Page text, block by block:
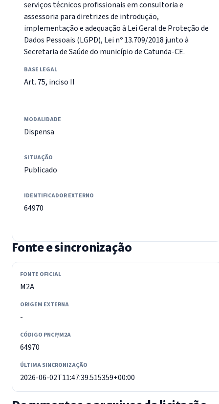
serviços técnicos profissionais em consultoria e
assessoria para diretrizes de introdução,
implementação e adequação à Lei Geral de Proteção de
Dados Pessoais (LGPD), Lei nº 13.709/2018 junto à
Secretaria de Saúde do município de Catunda-CE.
BASE LEGAL
Art. 75, inciso II
MODALIDADE
Dispensa
SITUAÇÃO
Publicado
IDENTIFICADOR EXTERNO
64970
Fonte e sincronização
FONTE OFICIAL
M2A
ORIGEM EXTERNA
-
CÓDIGO PNCP/M2A
64970
ÚLTIMA SINCRONIZAÇÃO
2026-06-02T11:47:39.515359+00:00